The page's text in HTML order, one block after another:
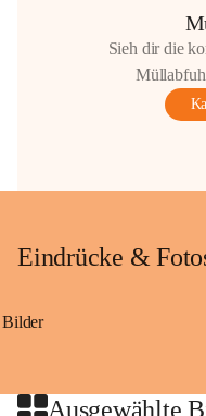
Sieh dir die
Eindrücke &
Bilder
Ausgewählte